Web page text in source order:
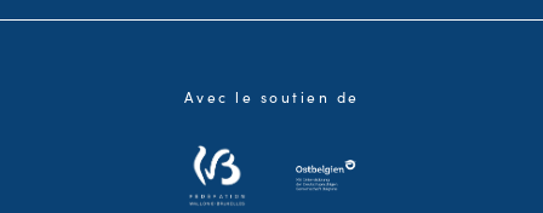
Avec le soutien de